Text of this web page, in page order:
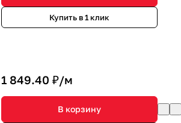
Купить в 1 клик
1 849.40 ₽/м
В корзину